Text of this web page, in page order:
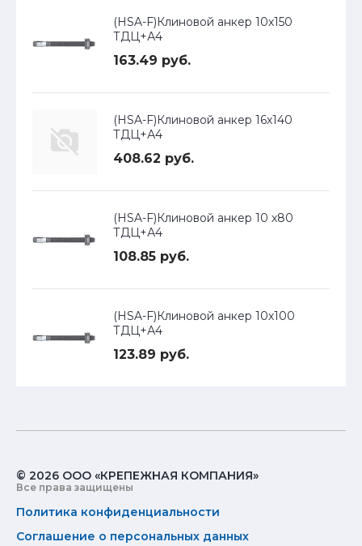
(HSA-F)Клиновой анкер 10х150
ТДЦ+А4
163.49 руб.
(HSA-F)Клиновой анкер 16х140
ТДЦ+А4
408.62 руб.
(HSA-F)Клиновой анкер 10 х80
ТДЦ+А4
108.85 руб.
(HSA-F)Клиновой анкер 10х100
ТДЦ+А4
123.89 руб.
© 2026 ООО «КРЕПЕЖНАЯ КОМПАНИЯ»
Все права защищены
Политика конфиденциальности
Соглашение о персональных данных